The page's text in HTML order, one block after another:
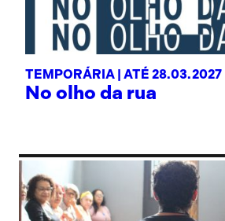
TEMPORÁRIA | ATÉ 28.03.2027
No olho da rua